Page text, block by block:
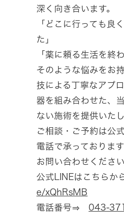
深く向き合います。
「どこに行っても良
た」
「薬に頼る生活を終
そのような悩みをお
技による丁寧なアプ
器を組み合わせた、
ない施術を提供いたし
ご相談・ご予約は公
電話で承っておりま
お問い合わせください
公式LINEはこちらか
e/xQhRsMB
電話番号⇒ 043-